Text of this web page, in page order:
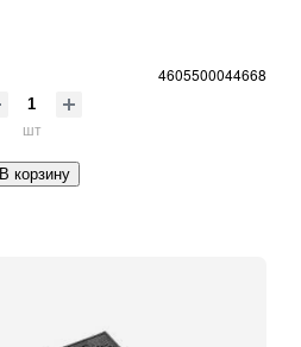
4605500044668
шт
В корзину